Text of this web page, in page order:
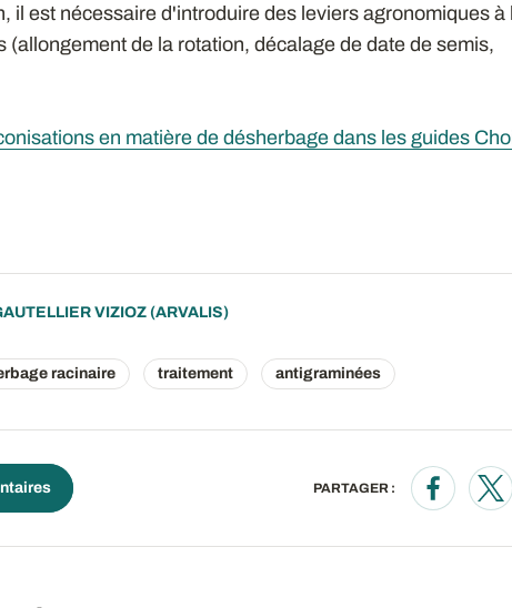
il est nécessaire d'introduire des leviers agronomiques à
(allongement de la rotation, décalage de date de semis,
en matière de désherbage dans les guides
VIZIOZ(ARVALIS)
racinaire traitement antigraminées
PARTAGER :
Opens in